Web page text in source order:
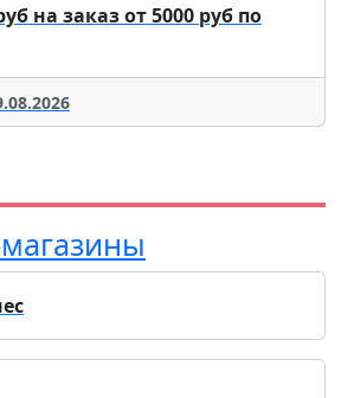
на заказ от 5000 руб по